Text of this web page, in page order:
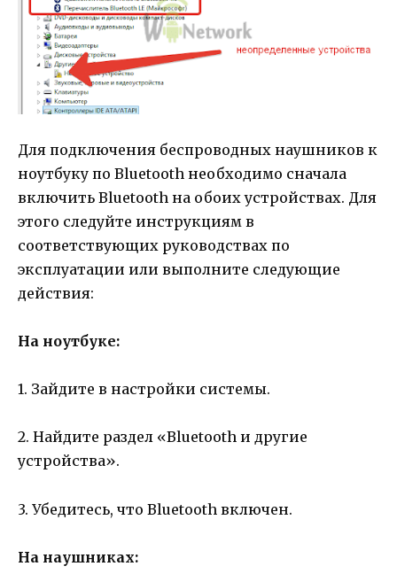
Для подключения беспроводных наушников к
ноутбуку по Bluetooth необходимо сначала
включить Bluetooth на обоих устройствах. Для
этого следуйте инструкциям в
соответствующих руководствах по
эксплуатации или выполните следующие
действия:
На ноутбуке:
1. Зайдите в настройки системы.
2. Найдите раздел «Bluetooth и другие
устройства».
3. Убедитесь, что Bluetooth включен.
На наушниках: